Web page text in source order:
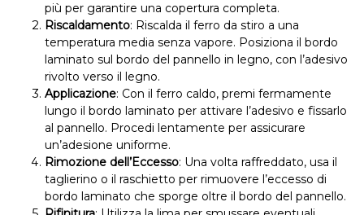
più per garantire una copertura completa.
Riscaldamento: Riscalda il ferro da stiro a una
temperatura media senza vapore. Posiziona il bordo
laminato sul bordo del pannello in legno, con l’adesivo
rivolto verso il legno.
Applicazione: Con il ferro caldo, premi fermamente
lungo il bordo laminato per attivare l’adesivo e fissarlo
al pannello. Procedi lentamente per assicurare
un’adesione uniforme.
Rimozione dell’Eccesso: Una volta raffreddato, usa il
taglierino o il raschietto per rimuovere l’eccesso di
bordo laminato che sporge oltre il bordo del pannello.